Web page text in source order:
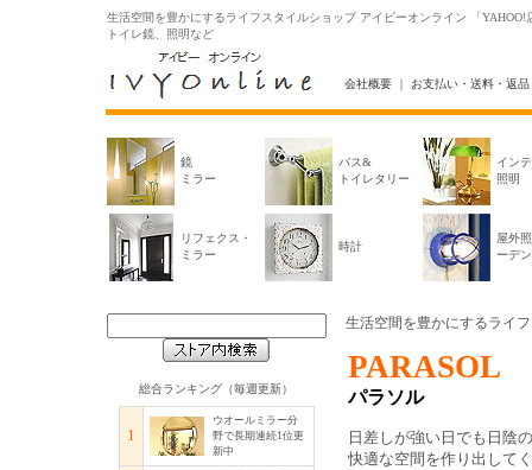
生活空間を豊かにするライフスタイルショップ アイビーオンライン 「
トイレ鏡、照明など
会社概要 ｜ お支払い・送料・返品
鏡
ミラー
バス&
トイレタリー
イン
照明
リフェクス・
ミラー
時計
屋外
ーデ
総合ランキング（毎週更新）
1
ウオールミラー分
野で長期連続1位更
新中
生活空間を豊かにするライ
PARASOL
パラソル
日差しが強い日でも日陰の
快適な空間を作り出してく